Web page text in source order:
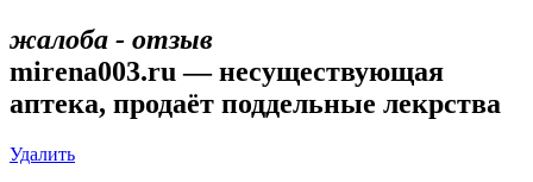
жалоба - отзыв
mirena003.ru — несуществующая
аптека, продаёт поддельные лекрства
Удалить